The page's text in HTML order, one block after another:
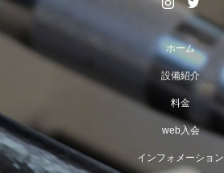
ホーム
設備紹介
料金
web入会
インフォメーション